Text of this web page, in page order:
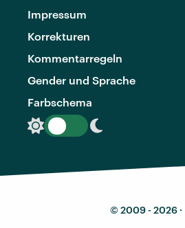
Impressum
Korrekturen
Kommentarregeln
Gender und Sprache
Farbschema
© 2009 - 2026 ·